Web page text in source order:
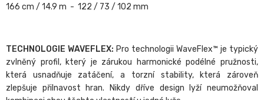
166 cm / 14.9 m - 122 / 73 / 102 mm
TECHNOLOGIE WAVEFLEX: Pro technologii WaveFlex™ je typický
zvlněný profil, který je zárukou harmonické podélné pružnosti,
která usnadňuje zatáčení, a torzní stability, která zároveň
zlepšuje přilnavost hran. Nikdy dříve design lyží neumožňoval